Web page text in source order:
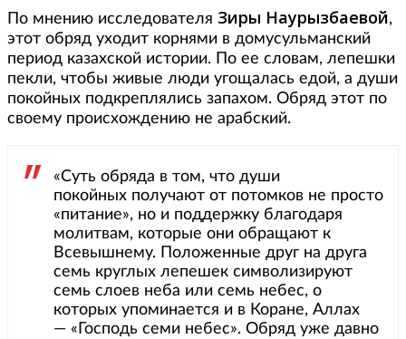
По мнению исследователя Зиры Наурызбаевой,
этот обряд уходит корнями в домусульманский
период казахской истории. По ее словам, лепешки
пекли, чтобы живые люди угощалась едой, а души
покойных подкреплялись запахом. Обряд этот по
своему происхождению не арабский.
«Суть обряда в том, что души
покойных получают от потомков не просто
«питание», но и поддержку благодаря
молитвам, которые они обращают к
Всевышнему. Положенные друг на друга
семь круглых лепешек символизируют
семь слоев неба или семь небес, о
которых упоминается и в Коране, Аллах
— «Господь семи небес». Обряд уже давно